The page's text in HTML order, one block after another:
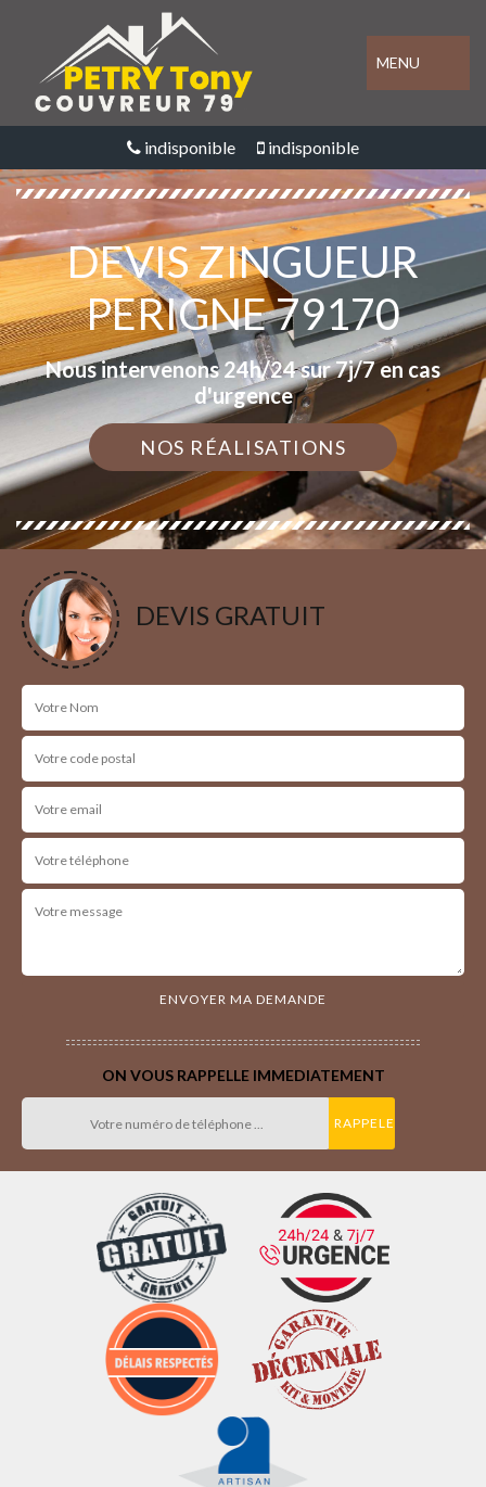
MENU
indisponible indisponible
DEVIS ZINGUEUR
PERIGNE 79170
Nous intervenons 24h/24 sur 7j/7 en cas
d'urgence
NOS RÉALISATIONS
DEVIS GRATUIT
ON VOUS RAPPELLE IMMEDIATEMENT